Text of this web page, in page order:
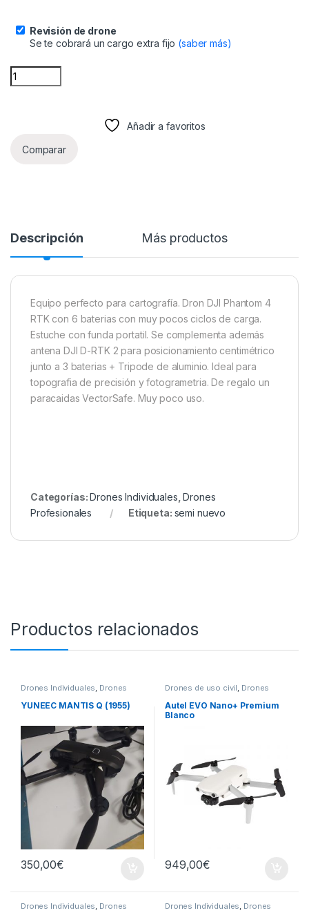
Revisión de drone
Se te cobrará un cargo extra fijo (saber más)
DJI PHANTOM 4 RTK + ANTENA DJI D-RTK2 (4563) quantity
Añadir a favoritos
Comparar
Descripción Más productos
Equipo perfecto para cartografía. Dron DJI Phantom 4
RTK con 6 baterias con muy pocos ciclos de carga.
Estuche con funda portatil. Se complementa además
antena DJI D-RTK 2 para posicionamiento centimétrico
junto a 3 baterias + Tripode de aluminio. Ideal para
topografia de precisión y fotogrametria. De regalo un
paracaidas VectorSafe. Muy poco uso.
Categorías:Drones Individuales ,Drones
Profesionales
Etiqueta: semi nuevo
Productos relacionados
Drones Individuales, Drones
YUNEEC MANTIS Q (1955)
350,00€
Drones de uso civil, Drones
Autel EVO Nano+ Premium
Blanco
949,00€
Drones Individuales Drones Drones Individuales Drones